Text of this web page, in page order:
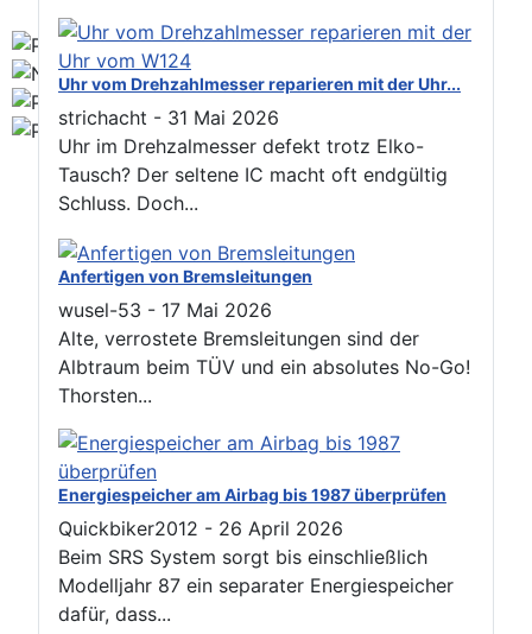
Uhr vom Drehzahlmesser reparieren mit der Uhr...
strichacht - 31 Mai 2026
Uhr im Drehzalmesser defekt trotz Elko-
Tausch? Der seltene IC macht oft endgültig
Schluss. Doch...
Anfertigen von Bremsleitungen
wusel-53 - 17 Mai 2026
Alte, verrostete Bremsleitungen sind der
Albtraum beim TÜV und ein absolutes No-Go!
Thorsten...
Energiespeicher am Airbag bis 1987 überprüfen
Quickbiker2012 - 26 April 2026
Beim SRS System sorgt bis einschließlich
Modelljahr 87 ein separater Energiespeicher
dafür, dass...